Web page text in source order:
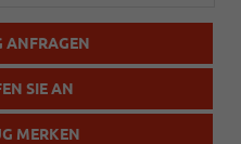
ANFRAGEN
SIE AN
MERKEN